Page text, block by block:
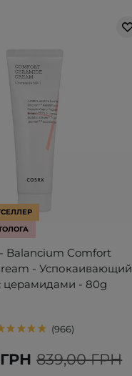
- Balancium Comfort
- Успокаивающий
церамидами - 80g
966
839,00 ГРН